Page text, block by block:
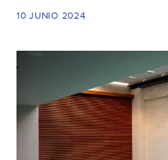
y
de
sed
(El
10 JUNIO 2024